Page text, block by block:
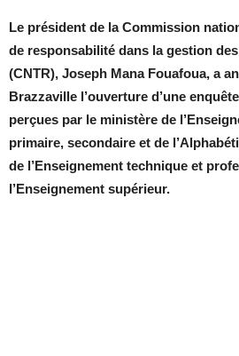
Le président de la Commission
de responsabilité dans la gestion
(CNTR), Joseph Mana Fouafoua, a
Brazzaville l’ouverture d’une
perçues par le ministère de
primaire, secondaire et de
de l’Enseignement technique et
l’Enseignement supérieur.